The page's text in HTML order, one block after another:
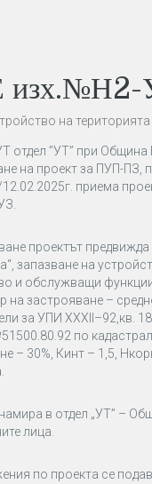
на територията
отдел ”УТ” при
на проект за ПУП-ПЗ,
. приема
проектът
запазване на
и обслужващи
на застрояване –
за УПИ ХХХ –92, кв. 1 8
0 .92 по
– 30%, Кинт – 1,5,
в отдел „УТ” –
лица.
по проекта се